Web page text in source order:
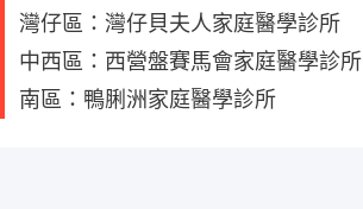
灣仔區：灣仔貝夫人家庭醫學診所
中西區：西營盤賽馬會家庭醫學診所
南區：鴨脷洲家庭醫學診所